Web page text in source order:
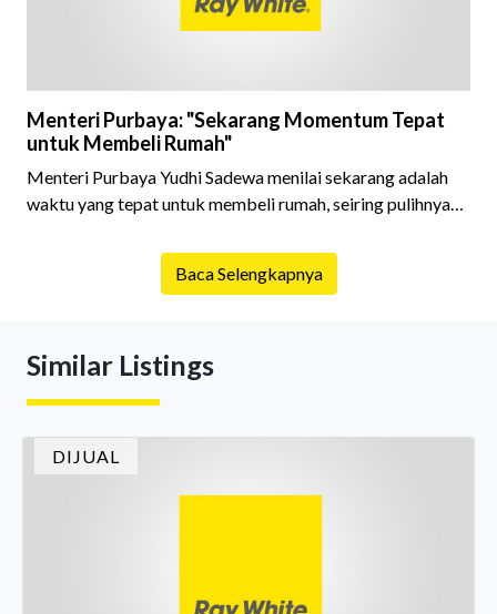
Menteri Purbaya: "Sekarang Momentum Tepat
untuk Membeli Rumah"
Menteri Purbaya Yudhi Sadewa menilai sekarang adalah
waktu yang tepat untuk membeli rumah, seiring pulihnya
pembiayaan dari perbankan.
Baca Selengkapnya
Similar Listings
DIJUAL